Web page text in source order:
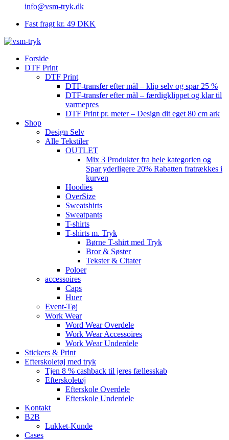
info@vsm-tryk.dk
Fast fragt kr. 49 DKK
Forside
DTF Print
DTF Print
DTF-transfer efter mål – klip selv og spar 25 %
DTF-transfer efter mål – færdigklippet og klar til
varmepres
DTF Print pr. meter – Design dit eget 80 cm ark
Shop
Design Selv
Alle Tekstiler
OUTLET
Mix 3 Produkter fra hele kategorien og
Spar yderligere 20% Rabatten fratrækkes i
kurven
Hoodies
OverSize
Sweatshirts
Sweatpants
T-shirts
T-shirts m. Tryk
Børne T-shirt med Tryk
Bror & Søster
Tekster & Citater
Poloer
accessoires
Caps
Huer
Event-Tøj
Work Wear
Word Wear Overdele
Work Wear Accessoires
Work Wear Underdele
Stickers & Print
Efterskoletøj med tryk
Tjen 8 % cashback til jeres fællesskab
Efterskoletøj
Efterskole Overdele
Efterskole Underdele
Kontakt
B2B
Lukket-Kunde
Cases